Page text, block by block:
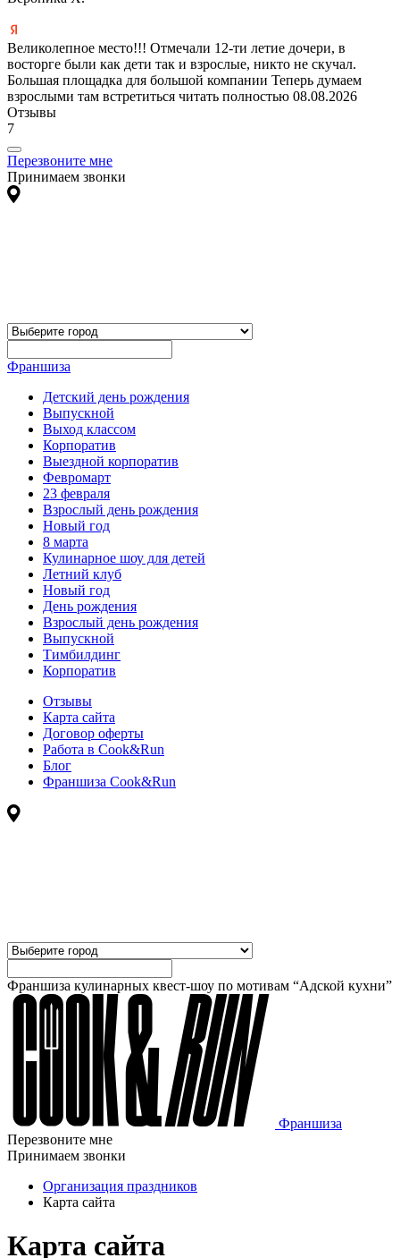
Великолепное место!!! Отмечали 12-ти летие дочери, в
восторге были как дети так и взрослые, никто не скучал.
Большая площадка для большой компании Теперь думаем
взрослыми там встретиться читать полностью 08.08.2026
Отзывы
7
Перезвоните мне
Принимаем звонки
Франшиза
Детский день рождения
Выпускной
Выход классом
Корпоратив
Выездной корпоратив
Февромарт
23 февраля
Взрослый день рождения
Новый год
8 марта
Кулинарное шоу для детей
Летний клуб
Новый год
День рождения
Взрослый день рождения
Выпускной
Тимбилдинг
Корпоратив
Отзывы
Карта сайта
Договор оферты
Работа в Cook&Run
Блог
Франшиза Cook&Run
Франшиза кулинарных квест-шоу по мотивам “Адской кухни”
Франшиза
Перезвоните мне
Принимаем звонки
Организация праздников
Карта сайта
Карта сайта